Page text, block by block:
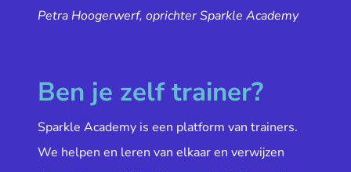
Petra Hoogerwerf, oprichter Sparkle Academy
Ben je zelf trainer?
Sparkle Academy is een platform van trainers.
We helpen en leren van elkaar en verwijzen